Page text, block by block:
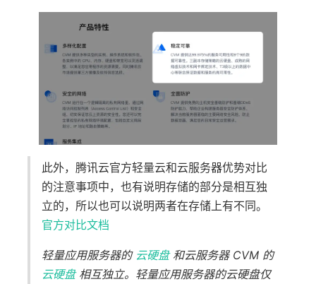
此外，腾讯云官方轻量云和云服务器优势对比
的注意事项中，也有说明存储的部分是相互独
立的，所以也可以说明两者在存储上有不同。
官方对比文档
轻量应用服务器的 云硬盘和云服务器 CVM 的
云硬盘相互独立。轻量应用服务器的云硬盘仅